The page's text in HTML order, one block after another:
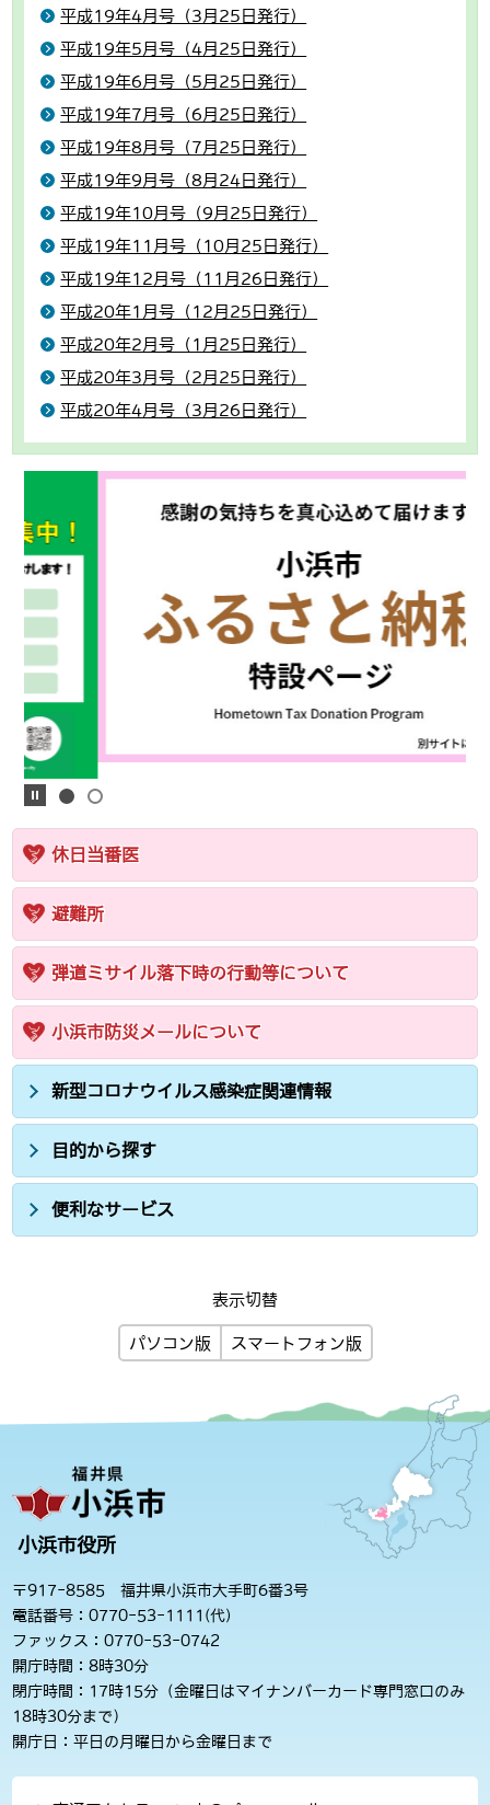
平成19年4月号（3月25日発行）
平成19年5月号（4月25日発行）
平成19年6月号（5月25日発行）
平成19年7月号（6月25日発行）
平成19年8月号（7月25日発行）
平成19年9月号（8月24日発行）
平成19年10月号（9月25日発行）
平成19年11月号（10月25日発行）
平成19年12月号（11月26日発行）
平成20年1月号（12月25日発行）
平成20年2月号（1月25日発行）
平成20年3月号（2月25日発行）
平成20年4月号（3月26日発行）
休日当番医
避難所
弾道ミサイル落下時の行動等について
小浜市防災メールについて
新型コロナウイルス感染症関連情報
目的から探す
便利なサービス
表示切替
パソコン版 スマートフォン版
小浜市役所
〒917-8585 福井県小浜市大手町6番3号
電話番号：0770-53-1111(代)
ファックス：0770-53-0742
開庁時間：8時30分
閉庁時間：17時15分（金曜日はマイナンバーカード専門窓口のみ
18時30分まで）
開庁日：平日の月曜日から金曜日まで